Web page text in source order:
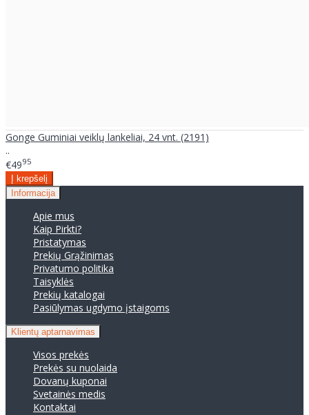
Gonge Guminiai veiklų lankeliai, 24 vnt. (2191)
..
€4995
Informacija
Apie mus
Kaip Pirkti?
Pristatymas
Prekių Grąžinimas
Privatumo politika
Taisyklės
Prekių katalogai
Pasiūlymas ugdymo įstaigoms
Klientų aptarnavimas
Visos prekės
Prekės su nuolaida
Dovanų kuponai
Svetainės medis
Kontaktai